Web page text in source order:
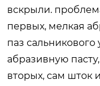
вскрыли.
первых, мелкая
паз
абразивную
вторых, сам шток